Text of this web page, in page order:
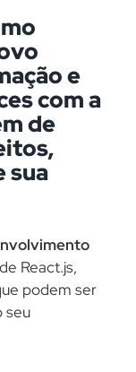
e
com a
de
sua
React.js,
podem ser
seu